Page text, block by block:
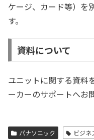
ケージ、カード等）を
す。
資料について
ユニットに関する資料
ーカーのサポートへお
パナソニック ビジネ